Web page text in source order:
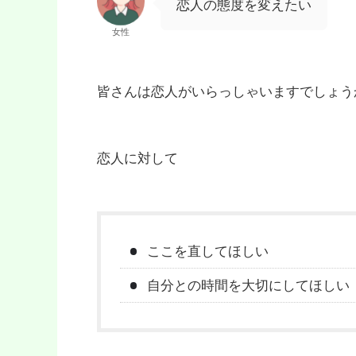
女性
恋人の態度を変えたい
皆さんは恋人がいらっしゃいますでしょ
恋人に対して
ここを直してほしい
自分との時間を大切にしてほしい